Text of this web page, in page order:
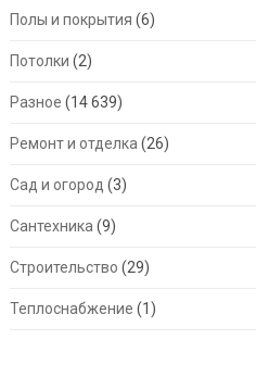
Полы и покрытия (6)
Потолки (2)
Разное (14 639)
Ремонт и отделка (26)
Сад и огород (3)
Сантехника (9)
Строительство (29)
Теплоснабжение (1)